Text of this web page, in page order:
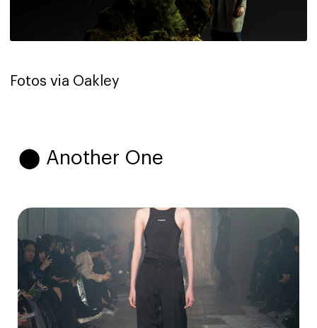
Fotos via Oakley
⬤ Another One